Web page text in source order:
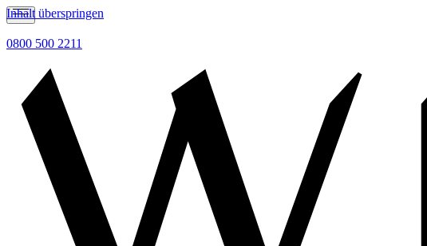
Inhalt überspringen
0800 500 2211